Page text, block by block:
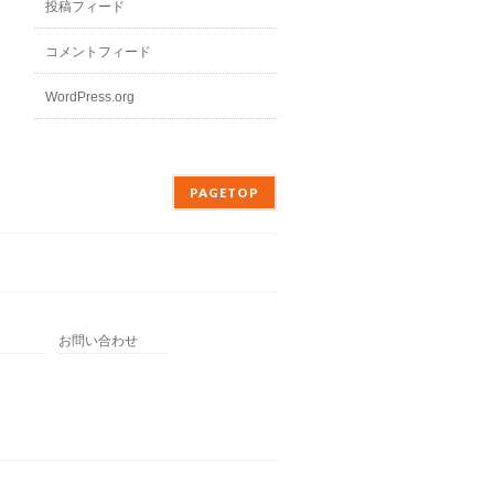
投稿フィード
コメントフィード
WordPress.org
PAGETOP
お問い合わせ